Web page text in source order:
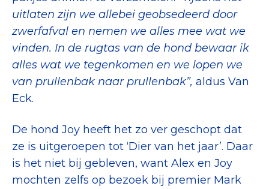
Veelgestelde vragen
Register Erkende Donatieplatformen
uitlaten zijn we allebei geobsedeerd door
zwerfafval en nemen we alles mee wat we
vinden. In de rugtas van de hond bewaar ik
alles wat we tegenkomen en we lopen we
van prullenbak naar prullenbak”, aldus Van
Eck.
De hond Joy heeft het zo ver geschopt dat
ze is uitgeroepen tot ‘Dier van het jaar’. Daar
is het niet bij gebleven, want Alex en Joy
mochten zelfs op bezoek bij premier Mark